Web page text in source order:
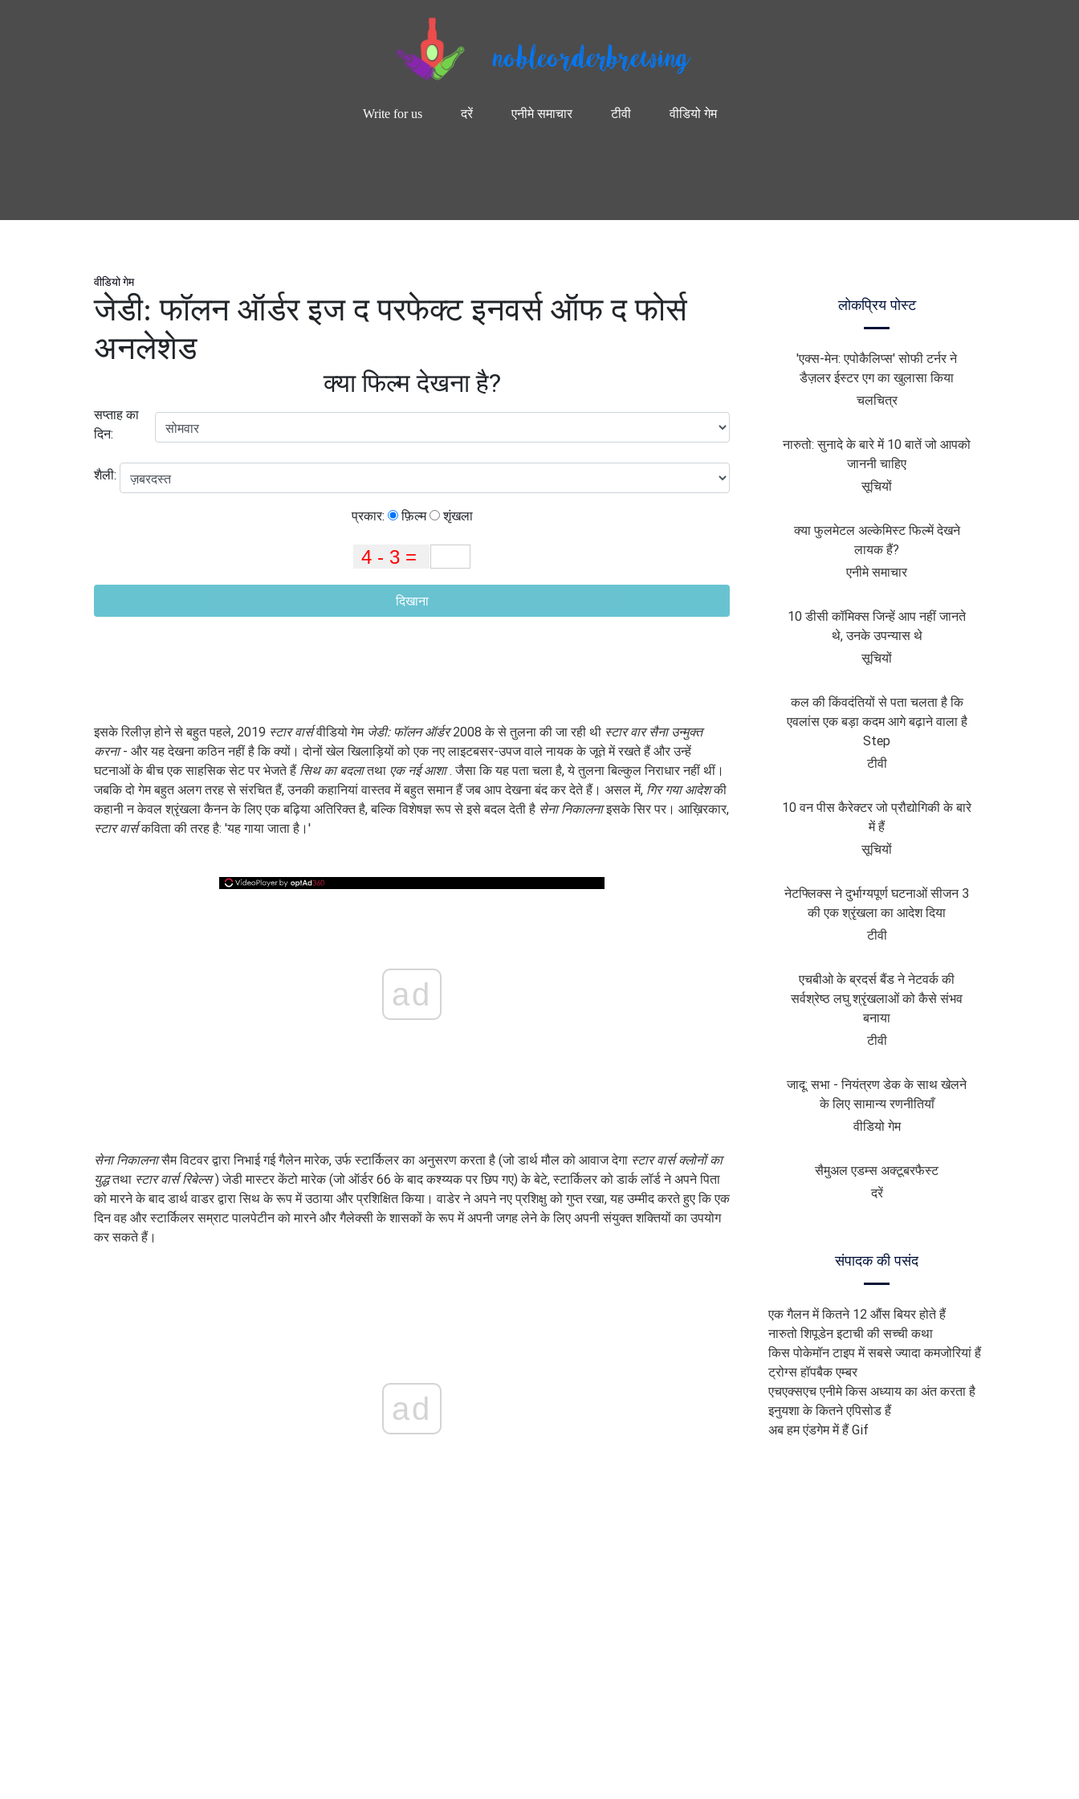
nobleorderbrewing
Write for us दरें एनीमे समाचार टीवी वीडियो गेम
वीडियो गेम
जेडी: फॉलन ऑर्डर इज द परफेक्ट इनवर्स ऑफ द फोर्स
अनलेशेड
क्या फिल्म देखना है?
सप्ताह का
दिन:
शैली:
प्रकार: फ़िल्म शृंखला
दिखाना
इसके रिलीज़ होने से बहुत पहले, 2019 स्टार वार्सवीडियो गेम जेडी: फॉलन ऑर्डर2008 के से तुलना की जा रही थी स्टार वार सैना उन्मुक्त
करना- और यह देखना कठिन नहीं है कि क्यों। दोनों खेल खिलाड़ियों को एक नए लाइटबसर-उपज वाले नायक के जूते में रखते हैं और उन्हें
घटनाओं के बीच एक साहसिक सेट पर भेजते हैं सिथ का बदलातथा एक नई आशा. जैसा कि यह पता चला है, ये तुलना बिल्कुल निराधार नहीं थीं।
जबकि दो गेम बहुत अलग तरह से संरचित हैं, उनकी कहानियां वास्तव में बहुत समान हैं जब आप देखना बंद कर देते हैं। असल में, गिर गया आदेशकी
कहानी न केवल श्रृंखला कैनन के लिए एक बढ़िया अतिरिक्त है, बल्कि विशेषज्ञ रूप से इसे बदल देती है सेना निकालनाइसके सिर पर। आख़िरकार,
स्टार वार्सकविता की तरह है: 'यह गाया जाता है।'
ad
सेना निकालनासैम विटवर द्वारा निभाई गई गैलेन मारेक, उर्फ ​​​​स्टार्किलर का अनुसरण करता है (जो डार्थ मौल को आवाज देगा स्टार वार्स क्लोनों का
युद्धतथा स्टार वार्स रिबेल्स) जेडी मास्टर केंटो मारेक (जो ऑर्डर 66 के बाद कश्य्यक पर छिप गए) के बेटे, स्टार्किलर को डार्क लॉर्ड ने अपने पिता
को मारने के बाद डार्थ वाडर द्वारा सिथ के रूप में उठाया और प्रशिक्षित किया। वाडेर ने अपने नए प्रशिक्षु को गुप्त रखा, यह उम्मीद करते हुए कि एक
दिन वह और स्टार्किलर सम्राट पालपेटीन को मारने और गैलेक्सी के शासकों के रूप में अपनी जगह लेने के लिए अपनी संयुक्त शक्तियों का उपयोग
कर सकते हैं।
ad
लोकप्रिय पोस्ट
'एक्स-मेन: एपोकैलिप्स' सोफी टर्नर ने
डैज़लर ईस्टर एग का खुलासा किया
चलचित्र
नारुतो: सुनादे के बारे में 10 बातें जो आपको
जाननी चाहिए
सूचियों
क्या फुलमेटल अल्केमिस्ट फिल्में देखने
लायक हैं?
एनीमे समाचार
10 डीसी कॉमिक्स जिन्हें आप नहीं जानते
थे, उनके उपन्यास थे
सूचियों
कल की किंवदंतियों से पता चलता है कि
एवलांस एक बड़ा कदम आगे बढ़ाने वाला है
Step
टीवी
10 वन पीस कैरेक्टर जो प्रौद्योगिकी के बारे
में हैं
सूचियों
नेटफ्लिक्स ने दुर्भाग्यपूर्ण घटनाओं सीजन 3
की एक श्रृंखला का आदेश दिया
टीवी
एचबीओ के ब्रदर्स बैंड ने नेटवर्क की
सर्वश्रेष्ठ लघु श्रृंखलाओं को कैसे संभव
बनाया
टीवी
जादू: सभा - नियंत्रण डेक के साथ खेलने
के लिए सामान्य रणनीतियाँ
वीडियो गेम
सैमुअल एडम्स अक्टूबरफैस्ट
दरें
संपादक की पसंद
एक गैलन में कितने 12 औंस बियर होते हैं
नारुतो शिपूडेन इटाची की सच्ची कथा
किस पोकेमॉन टाइप में सबसे ज्यादा कमजोरियां हैं
ट्रोग्स हॉपबैक एम्बर
एचएक्सएच एनीमे किस अध्याय का अंत करता है
इनुयशा के कितने एपिसोड हैं
अब हम एंडगेम में हैं Gif